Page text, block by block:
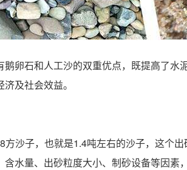
石和人工沙的双重优点，既提高了水
及社会效益。
子，也就是1.4吨左右的沙子，这个
水量、出砂粒度大小、制砂设备等因素